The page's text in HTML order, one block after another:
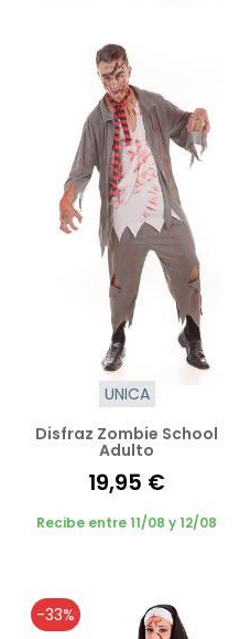
UNICA
Disfraz Zombie School
Adulto
19,95 €
Recibe entre 11/08 y 12/08
-33%